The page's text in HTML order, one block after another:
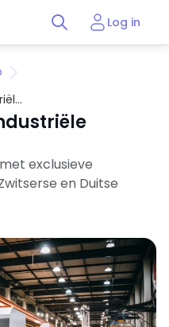
Log in
exclusieve
en Duitse